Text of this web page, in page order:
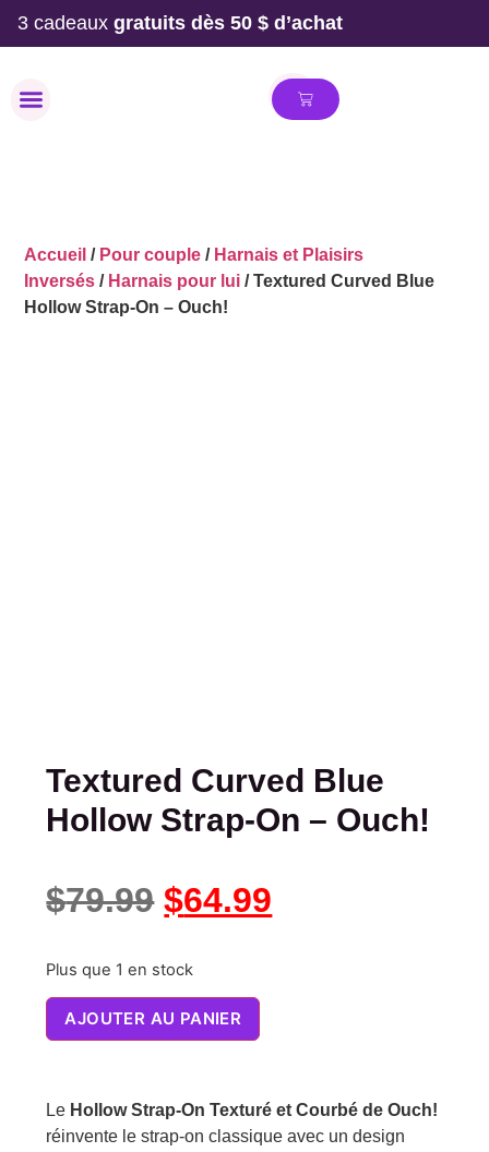
3 cadeaux gratuits dès 50 $ d’achat
Accueil / Pour couple / Harnais et Plaisirs
Inversés / Harnais pour lui / Textured Curved Blue
Hollow Strap-On – Ouch!
Textured Curved Blue
Hollow Strap-On – Ouch!
$79.99 $64.99
Plus que 1 en stock
AJOUTER AU PANIER
Le Hollow Strap-On Texturé et Courbé de Ouch!
réinvente le strap-on classique avec un design